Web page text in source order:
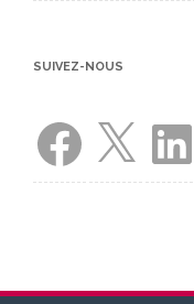
SUIVEZ-NOUS
Facebook LinkedIn